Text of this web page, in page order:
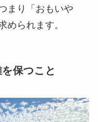
まり「おもいや
められます。
保つこと